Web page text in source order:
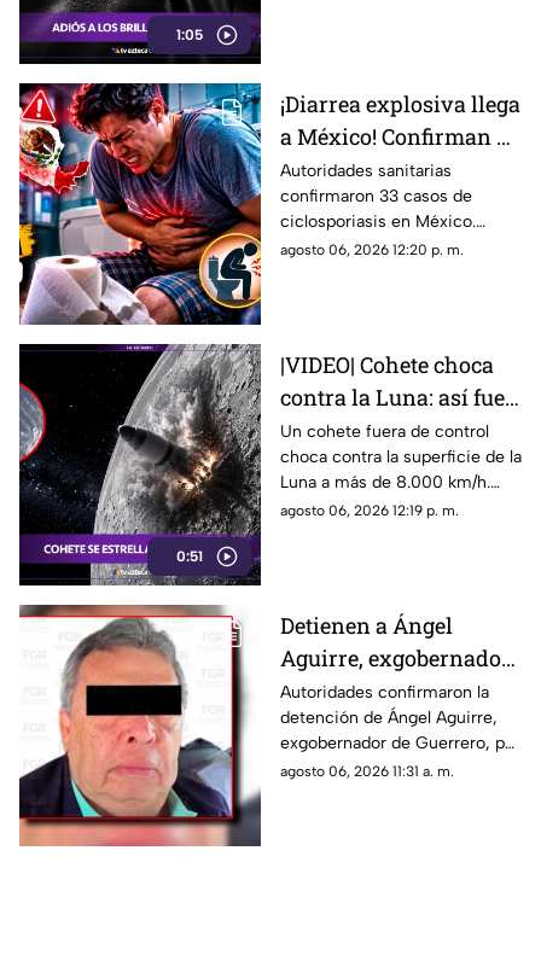
1:05
¡Diarrea explosiva llega
a México! Confirman 33
casos en el país: Lista
de estados afectados
Autoridades sanitarias
confirmaron 33 casos de
ciclosporiasis en México.
Conoce los casos, los
agosto 06, 2026 12:20 p. m.
0:51
|VIDEO| Cohete choca
contra la Luna: así fue
el instante exacto del
impacto
Un cohete fuera de control
choca contra la superficie de la
Luna a más de 8.000 km/h.
Mira el momento exacto del
agosto 06, 2026 12:19 p. m.
Detienen a Ángel
Aguirre, exgobernador
de Guerrero, por ocultar
evidencia del caso
Ayotzinapa
Autoridades confirmaron la
detención de Ángel Aguirre,
exgobernador de Guerrero, por
presuntamente ocultar
agosto 06, 2026 11:31 a. m.